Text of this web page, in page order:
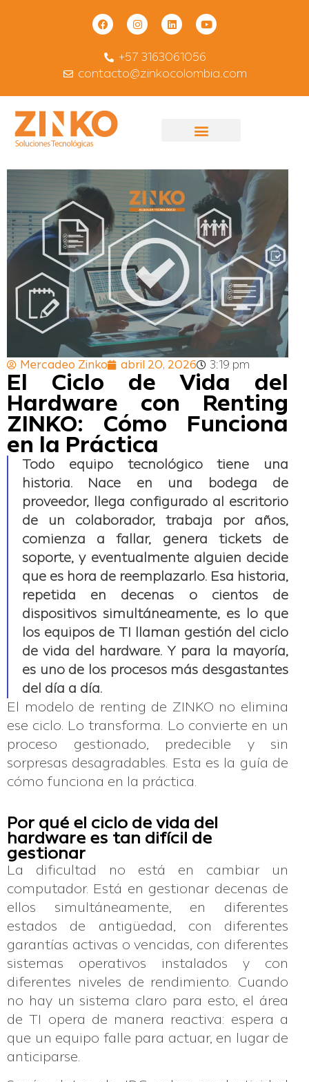
+57 3163061056
contacto@zinkocolombia.com
Mercadeo Zinko abril 20, 2026 3:19 pm
El Ciclo de Vida del
Hardware con Renting
ZINKO: Cómo Funciona
en la Práctica
Todo equipo tecnológico tiene una
historia. Nace en una bodega de
proveedor, llega configurado al escritorio
de un colaborador, trabaja por años,
comienza a fallar, genera tickets de
soporte, y eventualmente alguien decide
que es hora de reemplazarlo. Esa historia,
repetida en decenas o cientos de
dispositivos simultáneamente, es lo que
los equipos de TI llaman gestión del ciclo
de vida del hardware. Y para la mayoría,
es uno de los procesos más desgastantes
del día a día.
El modelo de renting de ZINKO no elimina
ese ciclo. Lo transforma. Lo convierte en un
proceso gestionado, predecible y sin
sorpresas desagradables. Esta es la guía de
cómo funciona en la práctica.
Por qué el ciclo de vida del
hardware es tan difícil de
gestionar
La dificultad no está en cambiar un
computador. Está en gestionar decenas de
ellos simultáneamente, en diferentes
estados de antigüedad, con diferentes
garantías activas o vencidas, con diferentes
sistemas operativos instalados y con
diferentes niveles de rendimiento. Cuando
no hay un sistema claro para esto, el área
de TI opera de manera reactiva: espera a
que un equipo falle para actuar, en lugar de
anticiparse.